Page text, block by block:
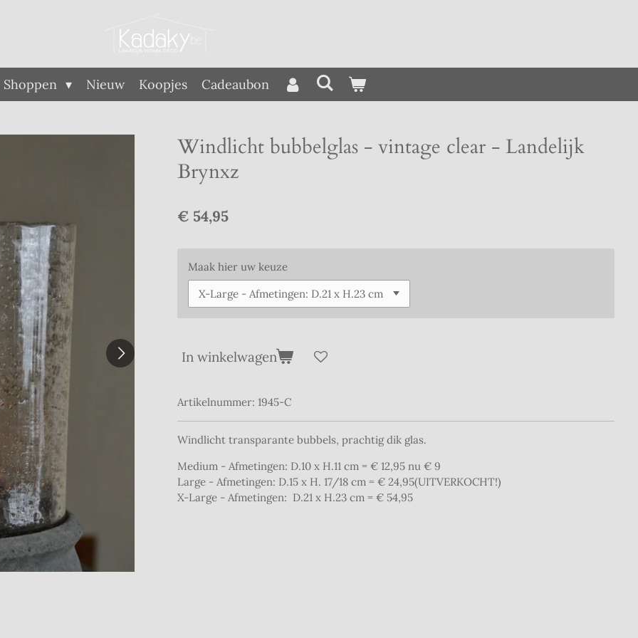
Shoppen Nieuw Koopjes Cadeaubon
Windlicht bubbelglas - vintage clear - Landelijk
Brynxz
€ 54,95
Maak hier uw keuze
In winkelwagen
Artikelnummer: 1945-C
Windlicht transparante bubbels, prachtig dik glas.
Medium - Afmetingen: D.10 x H.11 cm = € 12,95 nu € 9
Large - Afmetingen: D.15 x H. 17/18 cm = € 24,95(UITVERKOCHT!)
X-Large - Afmetingen: D.21 x H.23 cm = € 54,95